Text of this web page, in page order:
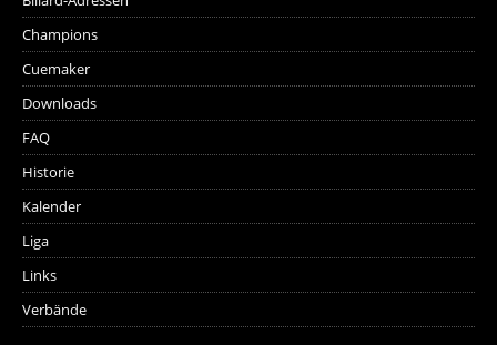
Champions
Cuemaker
Downloads
FAQ
Historie
Kalender
Liga
Links
Verbände